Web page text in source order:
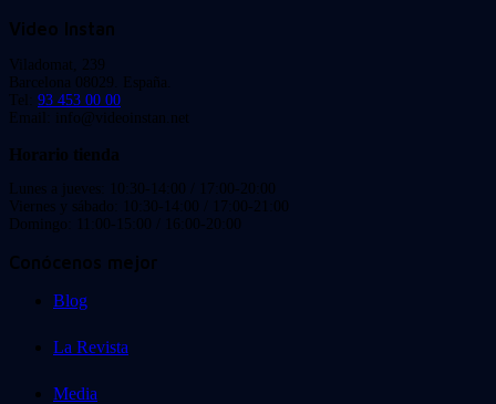
Video Instan
Viladomat, 239
Barcelona 08029. España.
Tel: 93 453 00 00
Email: info@videoinstan.net
Horario tienda
Lunes a jueves: 10:30-14:00 / 17:00-20:00
Viernes y sábado: 10:30-14:00 / 17:00-21:00
Domingo: 11:00-15:00 / 16:00-20:00
Conócenos mejor
Blog
La Revista
Media